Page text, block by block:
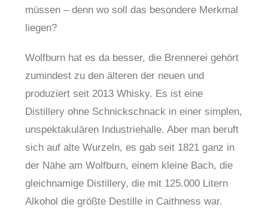
müssen – denn wo soll das besondere Merkmal
liegen?
Wolfburn hat es da besser, die Brennerei gehört
zumindest zu den älteren der neuen und
produziert seit 2013 Whisky. Es ist eine
Distillery ohne Schnickschnack in einer simplen,
unspektakulären Industriehalle. Aber man beruft
sich auf alte Wurzeln, es gab seit 1821 ganz in
der Nähe am Wolfburn, einem kleine Bach, die
gleichnamige Distillery, die mit 125.000 Litern
Alkohol die größte Destille in Caithness war.